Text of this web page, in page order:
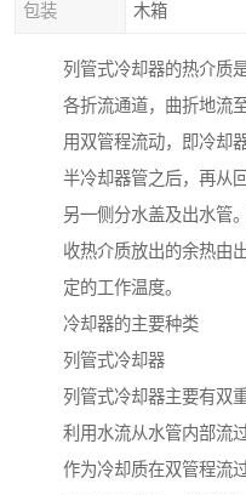
包装 木箱
列管式冷却器的热介质
各折流通道，曲折地流
用双管程流动，即冷却
半冷却器管之后，再从
另一侧分水盖及出水管
收热介质放出的余热由
定的工作温度。
冷却器的主要种类
列管式冷却器
列管式冷却器主要有双
利用水流从水管内部流
作为冷却质在双管程流